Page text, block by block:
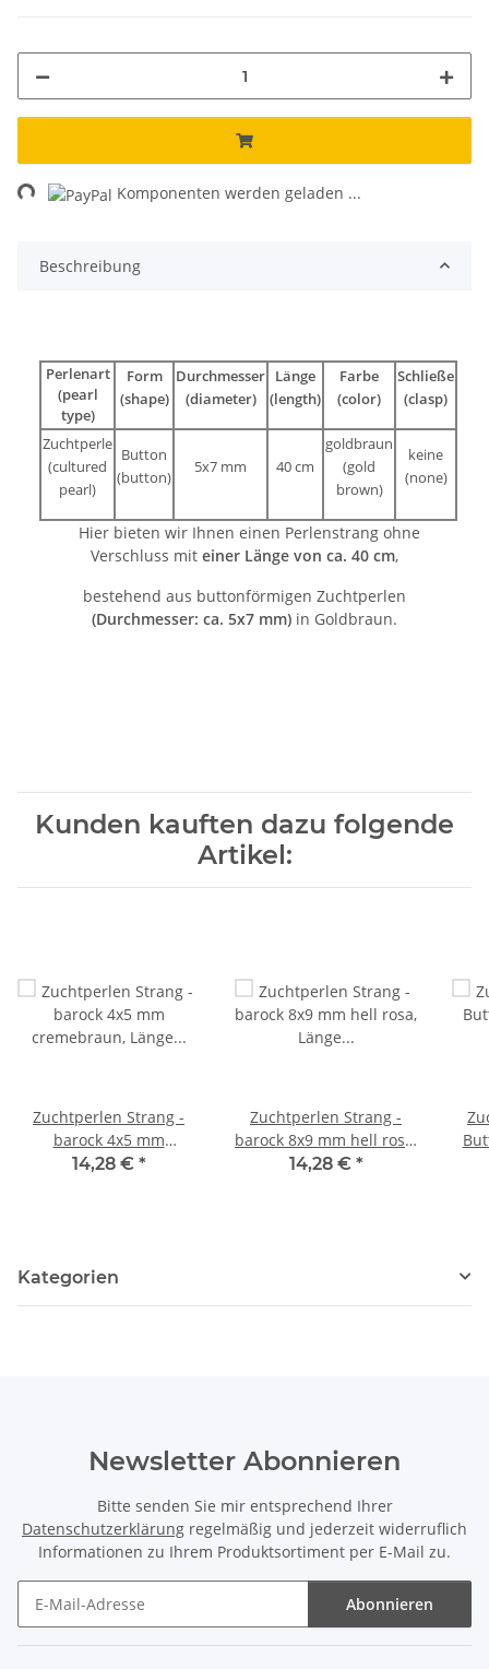
Komponenten werden geladen ...
Beschreibung
Perlenart
(pearl
type)
Form
(shape)
Durchmesser
(diameter)
Länge
(length)
Farbe
(color)
Schließe
(clasp)
Zuchtperle
(cultured
pearl)
Button
(button)
5x7 mm 40 cm
goldbraun
(gold
brown)
keine
(none)
Hier bieten wir Ihnen einen Perlenstrang ohne
Verschluss mit einer Länge von ca. 40 cm,
bestehend aus buttonförmigen Zuchtperlen
(Durchmesser: ca. 5x7 mm) in Goldbraun.
Kunden kauften dazu folgende
Artikel:
Zuchtperlen Strang -
barock 4x5 mm
cremebraun, Länge 40
14,28 € *
Zuchtperlen Strang -
barock 8x9 mm hell rosa,
Länge 37 cm /7460
14,28 € *
Kategorien
Newsletter Abonnieren
Bitte senden Sie mir entsprechend Ihrer
Datenschutzerklärung regelmäßig und jederzeit widerruflich
Informationen zu Ihrem Produktsortiment per E-Mail zu.
Abonnieren